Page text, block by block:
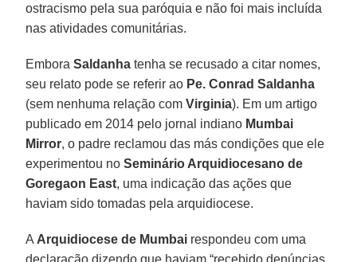
ostracismo pela sua paróquia e não foi mais incluída
nas atividades comunitárias.
EmboraSaldanha tenha se recusado a citar nomes,
seu relato pode se referir ao Pe. Conrad Saldanha
(sem nenhuma relação comVirginia). Em um artigo
publicado em 2014 pelo jornal indiano Mumbai
Mirror, o padre reclamou das más condições que ele
experimentou noSeminário Arquidiocesano de
Goregaon East, uma indicação das ações que
haviam sido tomadas pela arquidiocese.
A Arquidiocese de Mumbai respondeu com uma
declaração dizendo que haviam “recebido denúncias